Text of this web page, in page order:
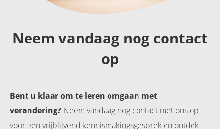
Neem vandaag nog contact
op
Bent u klaar om te leren omgaan met
verandering? Neem vandaag nog contact met ons op
voor een vrijblijvend kennismakingsgesprek en ontdek